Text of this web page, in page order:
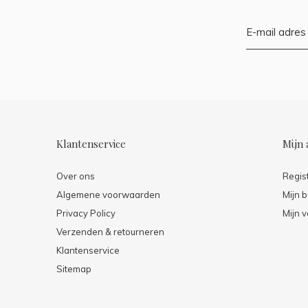
Klantenservice
Over ons
Algemene voorwaarden
Privacy Policy
Verzenden & retourneren
Klantenservice
Sitemap
Mijn
Mijn
Mijn